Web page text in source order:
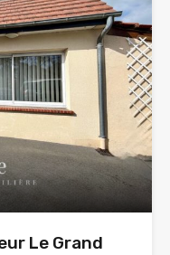
Le Grand